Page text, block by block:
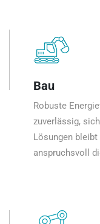
Bau
Robuste
zuverlässig,
Lösungen
anspruchsvoll